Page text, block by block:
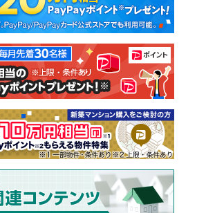
中古一戸建て
土地